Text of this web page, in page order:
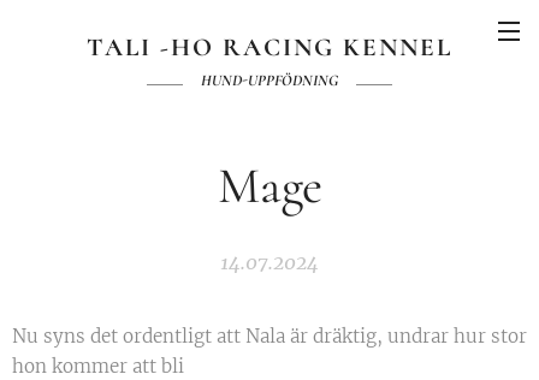
TALI -HO RACING KENNEL
HUND-UPPFÖDNING
Mage
14.07.2024
Nu syns det ordentligt att Nala är dräktig, undrar hur stor
hon kommer att bli 😁